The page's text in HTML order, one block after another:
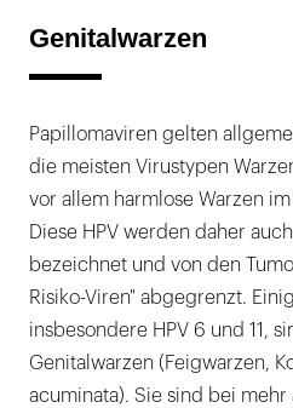
Genitalwarzen
Papillomaviren gelten
die meisten Virustypen
vor allem harmlose Warzen
Diese HPV werden daher
bezeichnet und von den
Risiko-Viren" abgegrenzt.
insbesondere HPV 6 und 11,
Genitalwarzen (Feigwarzen,
acuminata). Sie sind bei